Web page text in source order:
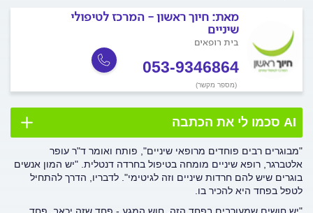
מאת: חיוך ראשון - המרכז לטיפולי
שיניים
בית רופאים
053-9346864
(מספר מקשר)
AI סכמו לי את הכתבה
"מבוגרים רבים פוחדים מרופאי שיניים", פותח ואומר ד"ר עופר
אלטברגר, רופא שיניים מומחה בטיפול בחרדה דנטלית. "יש המון אנשים
בוגרים שיש להם חרדות שיניים וזה לגיטימי". לדבריו, הדרך להתחיל
לטפל בפחד היא להכיר בו.
"יש חושים שמעורבים בפחד הזה. חוש המגע - פחד שזה יכאב, פחד